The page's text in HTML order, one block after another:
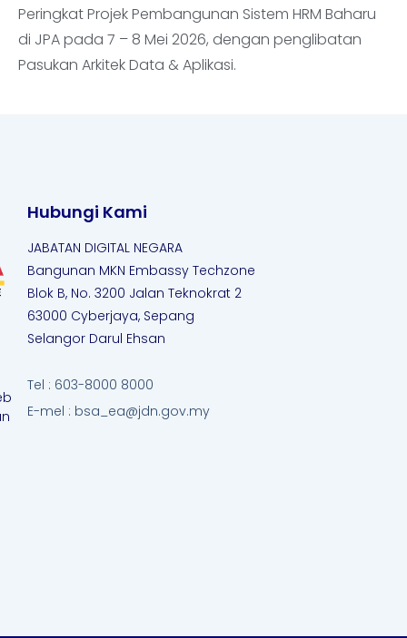
Peringkat Projek Pembangunan Sistem HRM Baharu
di JPA pada 7 – 8 Mei 2026, dengan penglibatan
Pasukan Arkitek Data & Aplikasi.
Hubungi Kami
JABATAN DIGITAL NEGARA
Bangunan MKN Embassy Techzone
Blok B, No. 3200 Jalan Teknokrat 2
63000 Cyberjaya, Sepang
Selangor Darul Ehsan
Tel : 603-8000 8000
E-mel : bsa_ea@jdn.gov.my